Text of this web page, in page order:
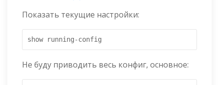
Показать текущие настройки:
show running-config
Не буду приводить весь конфиг, основное: